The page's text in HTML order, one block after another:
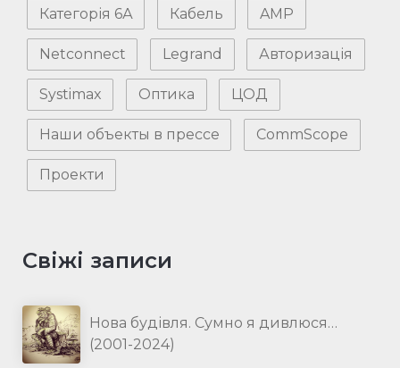
Категорія 6А Кабель AMP
Netconnect Legrand Авторизація
Systimax Оптика ЦОД
Наши объекты в прессе CommScope
Проекти
Свіжі записи
Нова будівля. Сумно я дивлюся…
(2001-2024)